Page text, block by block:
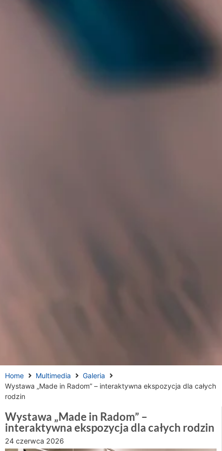
Home Multimedia
Galeria
Wystawa „Made in Radom” – interaktywna ekspozycja dla całych
rodzin
Wystawa „Made in Radom” –
interaktywna ekspozycja dla całych rodzin
24 czerwca 2026